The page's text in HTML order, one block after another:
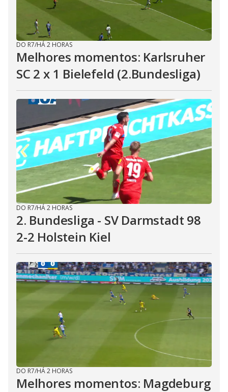
DO R7/HÁ 2 HORAS
Melhores momentos: Karlsruher
SC 2 x 1 Bielefeld (2.Bundesliga)
DO R7/HÁ 2 HORAS
2. Bundesliga - SV Darmstadt 98
2-2 Holstein Kiel
DO R7/HÁ 2 HORAS
Melhores momentos: Magdeburg